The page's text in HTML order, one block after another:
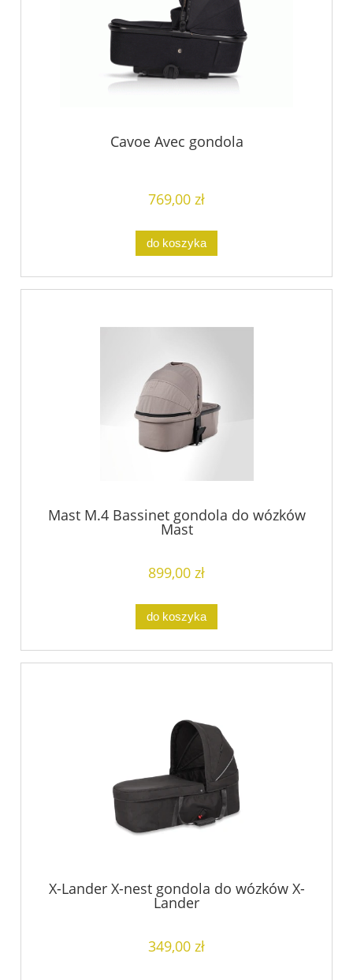
Cavoe Avec gondola
769,00 zł
do koszyka
Mast M.4 Bassinet gondola do wózków
Mast
899,00 zł
do koszyka
X-Lander X-nest gondola do wózków X-
Lander
349,00 zł